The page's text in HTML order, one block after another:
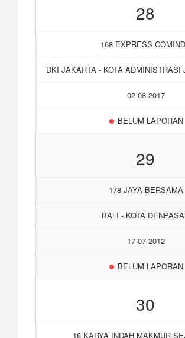
28
168 EXPRESS
DKI JAKARTA - KOTA ADMINISTRASI
02-08-2017
BELUM LAPORAN
29
178 JAYA BERSAMA
BALI - KOTA
17-07-2012
BELUM LAPORAN
30
18 KARYA INDAH MAKMUR